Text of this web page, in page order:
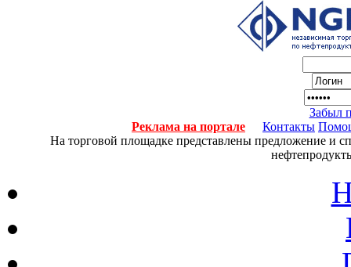
Забыл
Реклама на портале
Контакты
На торговой площадке представлены предложение и